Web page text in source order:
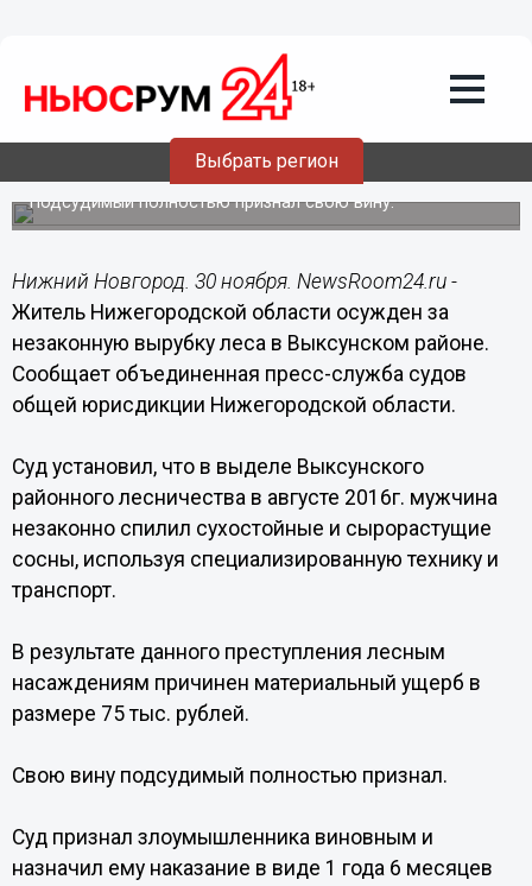
Выбрать регион
30.11.201612:02
Нижегородец осужден за незаконную
Подсудимый полностью признал свою вину.
Нижний Новгород. 30 ноября. NewsRoom24.ru -
Житель Нижегородской области осужден за
незаконную вырубку леса в Выксунском районе.
Сообщает объединенная пресс-служба судов
общей юрисдикции Нижегородской области.
Суд установил, что в выделе Выксунского
районного лесничества в августе 2016г. мужчина
незаконно спилил сухостойные и сырорастущие
сосны, используя специализированную технику и
транспорт.
В результате данного преступления лесным
насаждениям причинен материальный ущерб в
размере 75 тыс. рублей.
Свою вину подсудимый полностью признал.
Суд признал злоумышленника виновным и
назначил ему наказание в виде 1 года 6 месяцев